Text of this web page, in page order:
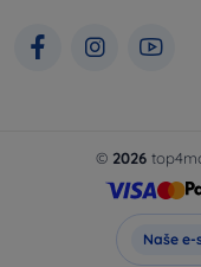
© 2026
Naše